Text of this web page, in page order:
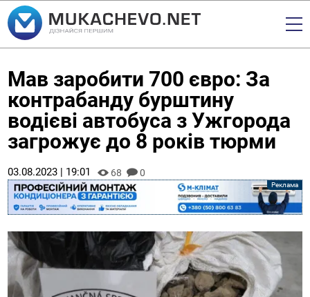
Мав заробити 700 євро: За
контрабанду бурштину
водієві автобуса з Ужгорода
загрожує до 8 років тюрми
03.08.2023 | 19:01 68 0